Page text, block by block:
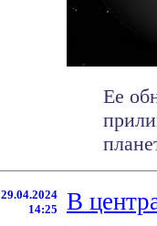
Ее
29.04.2024
14:25
В